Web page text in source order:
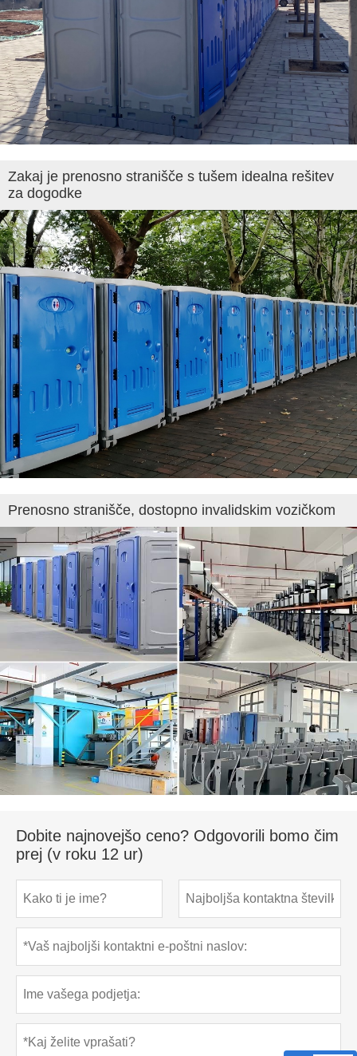
Zakaj je prenosno stranišče s tušem idealna rešitev
za dogodke
Prenosno stranišče, dostopno invalidskim vozičkom
Dobite najnovejšo ceno? Odgovorili bomo čim
prej (v roku 12 ur)